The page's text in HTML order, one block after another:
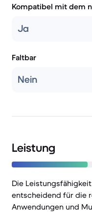
Kompatibel mit dem
Ja
Faltbar
Nein
Leistung
Die
entscheidend für die
Anwendungen und